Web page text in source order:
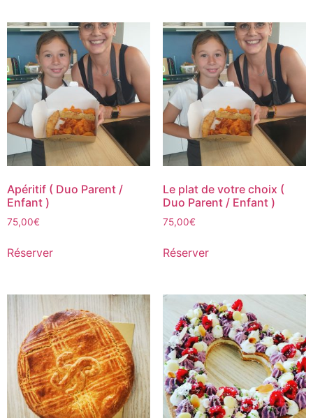
Apéritif ( Duo Parent /
Enfant )
75,00€
Réserver
Le plat de votre choix (
Duo Parent / Enfant )
75,00€
Réserver